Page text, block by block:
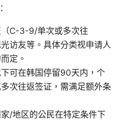
C-3-9/单次或多次往
访友等。具体分类视申请人
定。
可在韩国停留90天内，个
次往返签证，需满足额外条
/地区的公民在特定条件下